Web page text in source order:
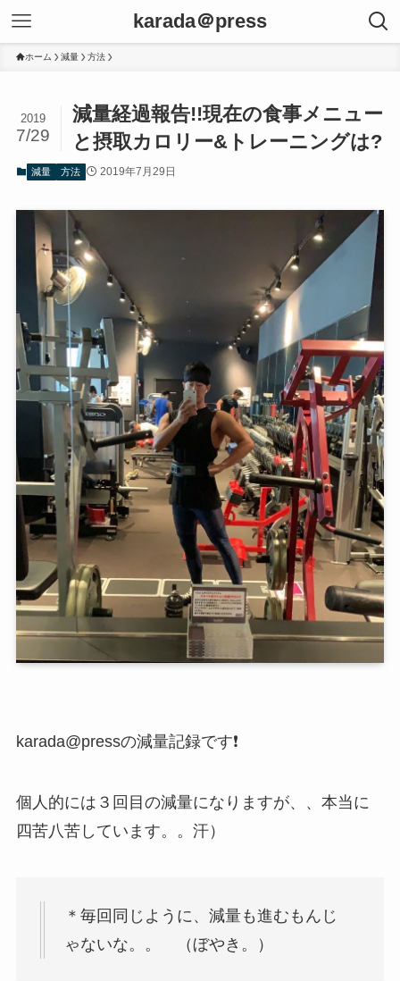
karada＠press
ホーム 減量 方法
減量経過報告!!現在の食事メニュー
と摂取カロリー&トレーニングは?
2019
7/29
減量 方法 2019年7月29日
karada@pressの減量記録です❗️
個人的には３回目の減量になりますが、、本当に
四苦八苦しています。。汗）
＊毎回同じように、減量も進むもんじ
ゃないな。。 （ぼやき。）